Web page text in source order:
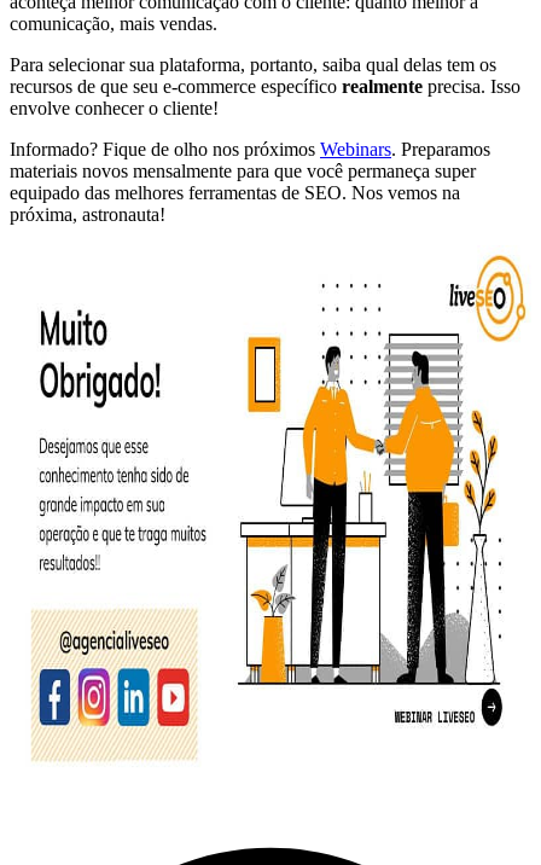
comunicação, mais vendas.
Para selecionar sua plataforma, portanto, saiba qual delas tem os
recursos de que seu e-commerce específico realmente precisa. Isso
envolve conhecer o cliente!
Informado? Fique de olho nos próximos Webinars. Preparamos
materiais novos mensalmente para que você permaneça super
equipado das melhores ferramentas de SEO. Nos vemos na
próxima, astronauta!